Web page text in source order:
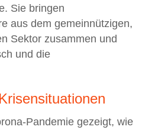
Sie bringen
aus dem gemeinnützigen,
Sektor zusammen und
und die
Pandemie gezeigt, wie